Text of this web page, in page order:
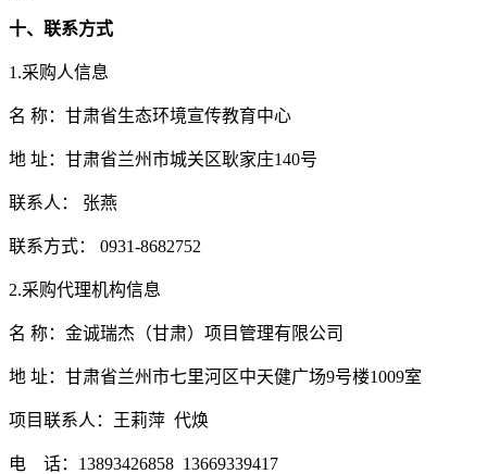
十、联系方式
1.采购人信息
名 称：甘肃省生态环境宣传教育中心
地 址：甘肃省兰州市城关区耿家庄140号
联系人： 张燕
联系方式： 0931-8682752
2.采购代理机构信息
名 称：金诚瑞杰（甘肃）项目管理有限公司
地 址：甘肃省兰州市七里河区中天健广场9号楼1009室
项目联系人：王莉萍 代焕
电 话： 13893426858 13669339417